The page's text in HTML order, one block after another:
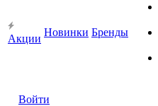
Акции
Новинки Бренды
Войти